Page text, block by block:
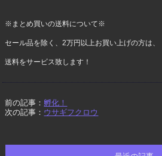
※まとめ買いの送料について※
セール品を除く、2万円以上お買い上げの方は、
送料をサービス致します！
前の記事： 孵化！
次の記事： ウサギフクロウ